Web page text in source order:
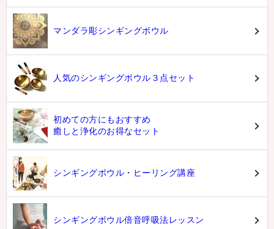
マンダラ彫シンギングボウル
人気のシンギングボウル３点セット
初めての方にもおすすめ
癒しと浄化のお得なセット
シンギングボウル・ヒーリング講座
シンギングボウル倍音呼吸法レッスン